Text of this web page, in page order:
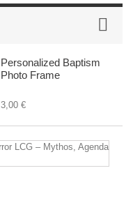
Personalized Baptism
Photo Frame
3,00 €